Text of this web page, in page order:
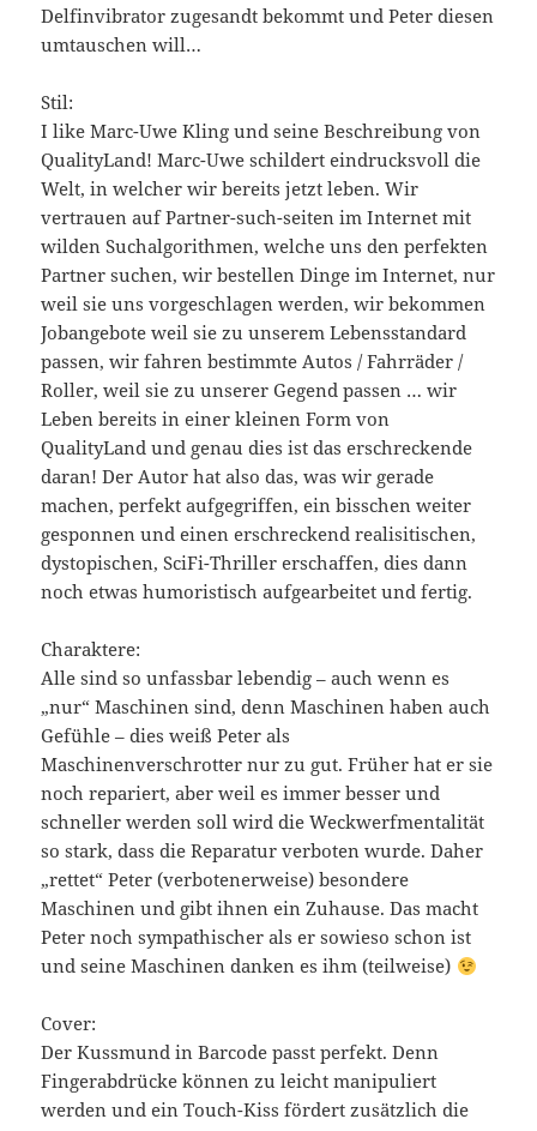
Delfinvibrator zugesandt bekommt und Peter diesen
umtauschen will…
Stil:
I like Marc-Uwe Kling und seine Beschreibung von
QualityLand! Marc-Uwe schildert eindrucksvoll die
Welt, in welcher wir bereits jetzt leben. Wir
vertrauen auf Partner-such-seiten im Internet mit
wilden Suchalgorithmen, welche uns den perfekten
Partner suchen, wir bestellen Dinge im Internet, nur
weil sie uns vorgeschlagen werden, wir bekommen
Jobangebote weil sie zu unserem Lebensstandard
passen, wir fahren bestimmte Autos / Fahrräder /
Roller, weil sie zu unserer Gegend passen … wir
Leben bereits in einer kleinen Form von
QualityLand und genau dies ist das erschreckende
daran! Der Autor hat also das, was wir gerade
machen, perfekt aufgegriffen, ein bisschen weiter
gesponnen und einen erschreckend realisitischen,
dystopischen, SciFi-Thriller erschaffen, dies dann
noch etwas humoristisch aufgearbeitet und fertig.
Charaktere:
Alle sind so unfassbar lebendig – auch wenn es
„nur“ Maschinen sind, denn Maschinen haben auch
Gefühle – dies weiß Peter als
Maschinenverschrotter nur zu gut. Früher hat er sie
noch repariert, aber weil es immer besser und
schneller werden soll wird die Weckwerfmentalität
so stark, dass die Reparatur verboten wurde. Daher
„rettet“ Peter (verbotenerweise) besondere
Maschinen und gibt ihnen ein Zuhause. Das macht
Peter noch sympathischer als er sowieso schon ist
und seine Maschinen danken es ihm (teilweise)
Cover:
Der Kussmund in Barcode passt perfekt. Denn
Fingerabdrücke können zu leicht manipuliert
werden und ein Touch-Kiss fördert zusätzlich die